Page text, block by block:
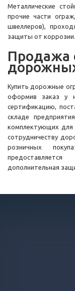
Металлические
прочие части
швеллеров),
защиты от коррозии.
Продажа
Купить дорожные
оформив заказ у
сертификацию,
складе
комплектующих для
сотрудничеству
розничных
дополнительная